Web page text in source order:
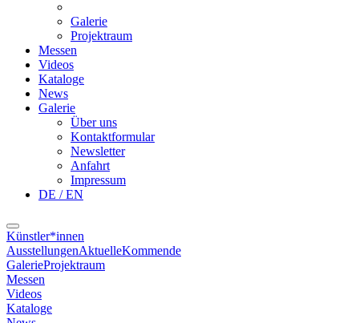
Galerie
Projektraum
Messen
Videos
Kataloge
News
Galerie
Über uns
Kontaktformular
Newsletter
Anfahrt
Impressum
DE / EN
Künstler*innen
AusstellungenAktuelleKommende
GalerieProjektraum
Messen
Videos
Kataloge